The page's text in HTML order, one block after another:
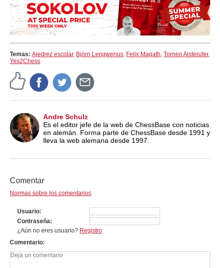
Temas: Ajedrez escolar, Björn Lengwenus, Felix Magath, Torneo Alsterufer,
Yes2Chess
Andre Schulz
Es el editor jefe de la web de ChessBase con noticias
en alemán. Forma parte de ChessBase desde 1991 y
lleva la web alemana desde 1997.
Comentar
Normas sobre los comentarios
Usuario
Contraseña
¿Aún no eres usuario? Registro
Comentario